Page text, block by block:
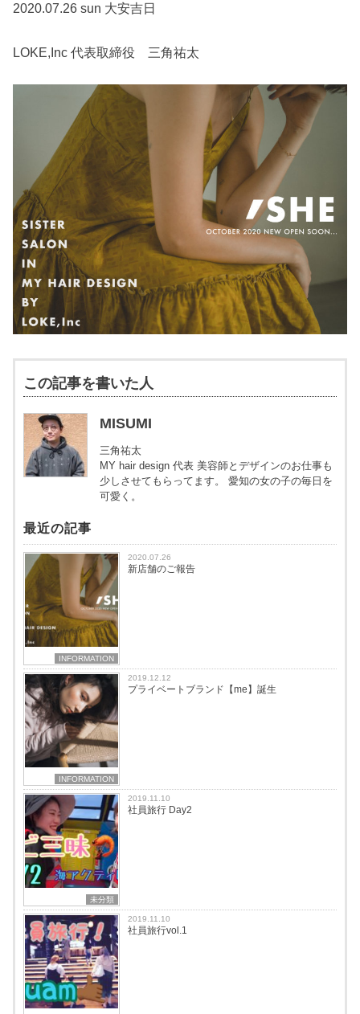
2020.07.26 sun 大安吉日
LOKE,Inc 代表取締役 三角祐太
この記事を書いた人
MISUMI
三角祐太
MY hair design 代表 美容師とデザインのお仕事も
少しさせてもらってます。 愛知の女の子の毎日を
可愛く。
最近の記事
INFORMATION
2020.07.26
新店舗のご報告
INFORMATION
2019.12.12
プライベートブランド【me】誕生
未分類
2019.11.10
社員旅行 Day2
2019.11.10
社員旅行vol.1